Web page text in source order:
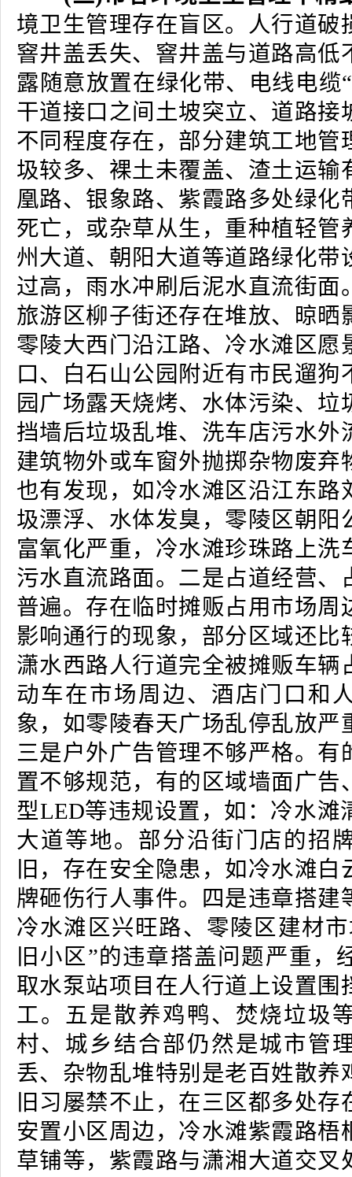
境卫生管理存在盲区。人行道破
窨井盖丢失、窨井盖与道路高低
露随意放置在绿化带、电线电缆
干道接口之间土坡突立、道路接
不同程度存在，部分建筑工地管
圾较多、裸土未覆盖、渣土运输
凰路、银象路、紫霞路多处绿化
死亡，或杂草从生，重种植轻管
州大道、朝阳大道等道路绿化带
过高，雨水冲刷后泥水直流街面
旅游区柳子街还存在堆放、晾晒
零陵大西门沿江路、冷水滩区愿
口、白石山公园附近有市民遛狗
园广场露天烧烤、水体污染、垃
挡墙后垃圾乱堆、洗车店污水外
建筑物外或车窗外抛掷杂物废弃
也有发现，如冷水滩区沿江东路
圾漂浮、水体发臭，零陵区朝阳
富氧化严重，冷水滩珍珠路上洗
污水直流路面。二是占道经营、
普遍。存在临时摊贩占用市场周
影响通行的现象，部分区域还比
潇水西路人行道完全被摊贩车辆
动车在市场周边、酒店门口和
象，如零陵春天广场乱停乱放严
三是户外广告管理不够严格。有
置不够规范，有的区域墙面广告
型LED等违规设置，如：冷水滩
大道等地。部分沿街门店的招
旧，存在安全隐患，如冷水滩
牌砸伤行人事件。四是违章搭建
冷水滩区兴旺路、零陵区建材
旧小区”的违章搭盖问题严重，
取水泵站项目在人行道上设置围
工。五是散养鸡鸭、焚烧垃圾
村、城乡结合部仍然是城市管
丢、杂物乱堆特别是老百姓散养
旧习屡禁不止，在三区都多处
安置小区周边，冷水滩紫霞路梧
草铺等，紫霞路与潇湘大道交叉